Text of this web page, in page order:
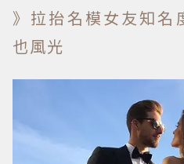
》拉抬名模女友知名
也風光